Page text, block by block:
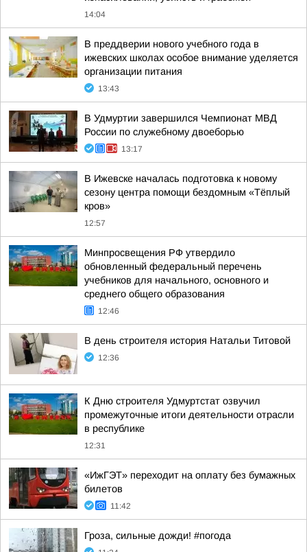
14:04
В преддверии нового учебного года в
ижевских школах особое внимание уделяется
организации питания
13:43
В Удмуртии завершился Чемпионат МВД
России по служебному двоеборью
13:17
В Ижевске началась подготовка к новому
сезону центра помощи бездомным «Тёплый
кров»
12:57
Минпросвещения РФ утвердило
обновленный федеральный перечень
учебников для начального, основного и
среднего общего образования
12:46
В день строителя история Натальи Титовой
12:36
К Дню строителя Удмуртстат озвучил
промежуточные итоги деятельности отрасли
в республике
12:31
«ИжГЭТ» переходит на оплату без бумажных
билетов
11:42
Гроза, сильные дожди! #погода